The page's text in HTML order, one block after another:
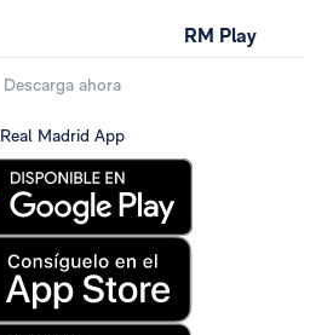
RM Play
Descarga ahora
Real Madrid App